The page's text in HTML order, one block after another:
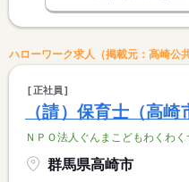
ハローワーク求人（掲載元：高崎公
正社員
（請）保育士（高崎
ＮＰＯ法人ぐんまこどもわくわ
群馬県高崎市